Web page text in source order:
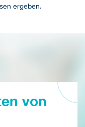
ergeben.
von